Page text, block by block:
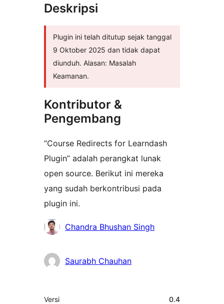
Deskripsi
Plugin ini telah ditutup sejak tanggal
9 Oktober 2025 dan tidak dapat
diunduh. Alasan: Masalah
Keamanan.
Kontributor &
Pengembang
“Course Redirects for Learndash
Plugin” adalah perangkat lunak
open source. Berikut ini mereka
yang sudah berkontribusi pada
plugin ini.
KontributorChandra Bhushan Singh
Saurabh Chauhan
Meta
Versi 0.4